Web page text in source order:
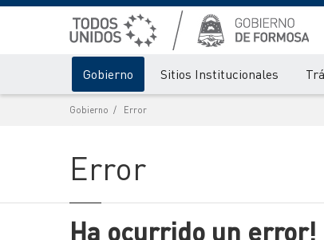
Gobierno Sitios Institucionales
Gobierno Error
Error
Ha ocurrido un error!